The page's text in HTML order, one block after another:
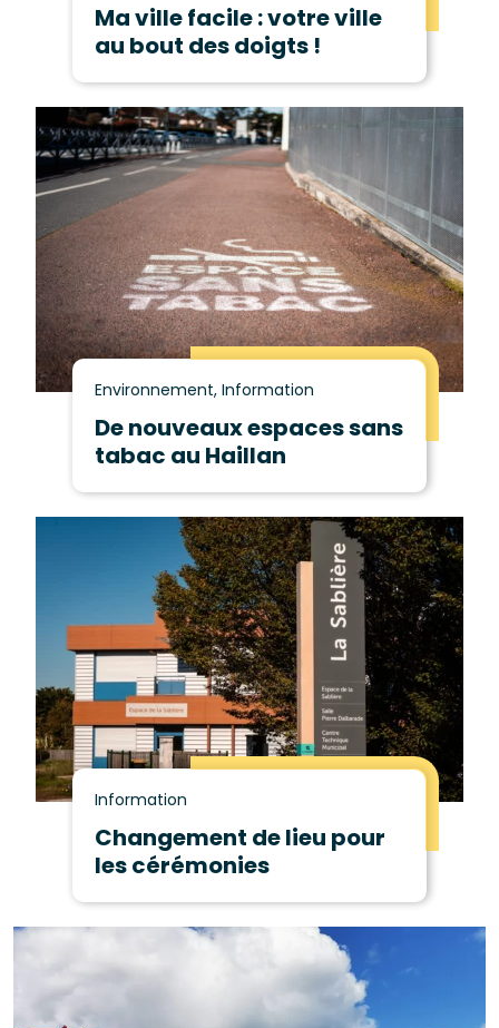
Ma ville facile : votre ville
au bout des doigts !
Environnement, Information
De nouveaux espaces sans
tabac au Haillan
Information
Changement de lieu pour
les cérémonies